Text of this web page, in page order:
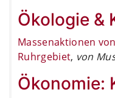
Ökologie &
Massenaktionen
Ruhrgebiet, von
Ökonomie: